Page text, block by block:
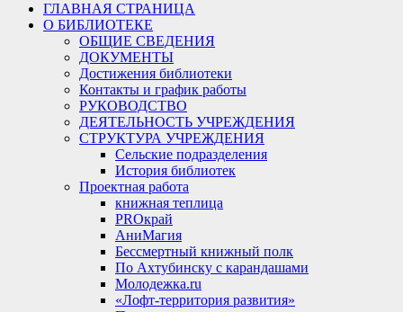
ГЛАВНАЯ СТРАНИЦА
О БИБЛИОТЕКЕ
ОБЩИЕ СВЕДЕНИЯ
ДОКУМЕНТЫ
Достижения библиотеки
Контакты и график работы
РУКОВОДСТВО
ДЕЯТЕЛЬНОСТЬ УЧРЕЖДЕНИЯ
СТРУКТУРА УЧРЕЖДЕНИЯ
Сельские подразделения
История библиотек
Проектная работа
книжная теплица
PROкрай
АниМагия
Бессмертный книжный полк
По Ахтубинску с карандашами
Молодежка.ru
«Лофт-территория развития»